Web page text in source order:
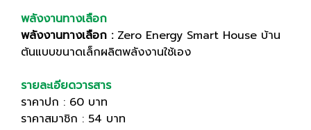
พลังงานทางเลือก
พลังงานทางเลือก :Zero Energy Smart House บ้าน
ต้นแบบขนาดเล็กผลิตพลังงานใช้เอง
รายละเอียดวารสาร
ราคาปก : 60 บาท
ราคาสมาชิก : 54 บาท